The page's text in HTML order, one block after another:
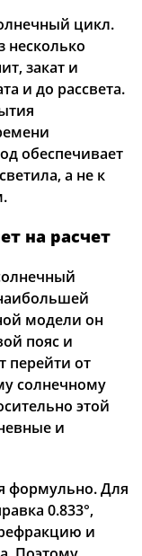
19:58 21:48
19:56
19:54
19:52 21:40
19:50 21:37
19:46
19:43 21:28
19:41
19:39 21:23
19:37
19:33 21:14
19:30
цикл.
несколько
закат и
и до рассвета.
обеспечивает
а не к
на расчет
модели он
пояс и
перейти от
солнечному
этой
и
формульно. Для
0.833°,
и